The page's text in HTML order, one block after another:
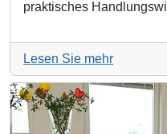
praktisches
Lesen Sie mehr